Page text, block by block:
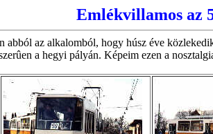
Emlékvillamos az
az alkalomból, hogy húsz éve
a hegyi pályán. Képeim ezen a